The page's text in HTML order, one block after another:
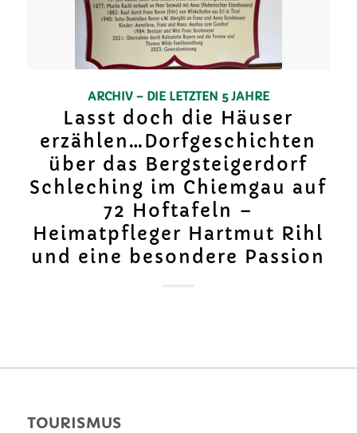
ARCHIV – DIE LETZTEN 5 JAHRE
Lasst doch die Häuser
erzählen…Dorfgeschichten
über das Bergsteigerdorf
Schleching im Chiemgau auf
72 Hoftafeln –
Heimatpfleger Hartmut Rihl
und eine besondere Passion
TOURISMUS